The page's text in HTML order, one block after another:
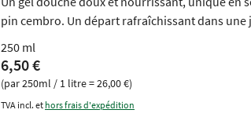
pin cembro. Un départ rafraîchissant dans
250 ml
6,50 €
(par 250ml / 1 litre = 26,00 €)
TVA incl. et hors frais d'expédition